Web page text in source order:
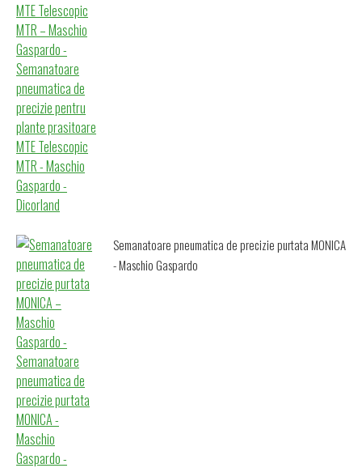
Semanatoare pneumatica de precizie purtata MONICA
- Maschio Gaspardo